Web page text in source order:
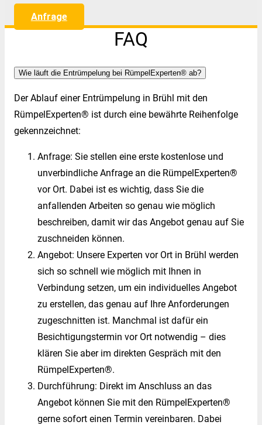
Anfrage
FAQ
Wie läuft die Entrümpelung bei RümpelExperten® ab?
Der Ablauf einer Entrümpelung in Brühl mit den
RümpelExperten® ist durch eine bewährte Reihenfolge
gekennzeichnet:
Anfrage: Sie stellen eine erste kostenlose und
unverbindliche Anfrage an die RümpelExperten®
vor Ort. Dabei ist es wichtig, dass Sie die
anfallenden Arbeiten so genau wie möglich
beschreiben, damit wir das Angebot genau auf Sie
zuschneiden können.
Angebot: Unsere Experten vor Ort in Brühl werden
sich so schnell wie möglich mit Ihnen in
Verbindung setzen, um ein individuelles Angebot
zu erstellen, das genau auf Ihre Anforderungen
zugeschnitten ist. Manchmal ist dafür ein
Besichtigungstermin vor Ort notwendig – dies
klären Sie aber im direkten Gespräch mit den
RümpelExperten®.
Durchführung: Direkt im Anschluss an das
Angebot können Sie mit den RümpelExperten®
gerne sofort einen Termin vereinbaren. Dabei